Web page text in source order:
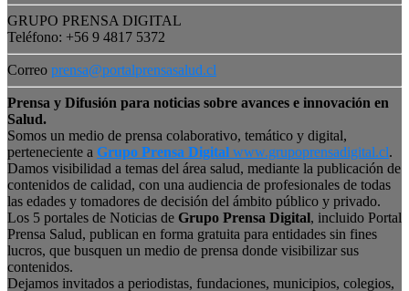
GRUPO PRENSA DIGITAL
Teléfono: +56 9 4817 5372
Correo prensa@portalprensasalud.cl
Prensa y Difusión para noticias sobre avances e innovación en
Salud.
Somos un medio de prensa colaborativo, temático y digital,
perteneciente a Grupo Prensa Digital www.grupoprensadigital.cl.
Damos visibilidad a temas del área salud, mediante la publicación de
contenidos de calidad, con una audiencia de profesionales de todas
las edades y tomadores de decisión del ámbito público y privado.
Los 5 portales de Noticias de Grupo Prensa Digital, incluido Portal
Prensa Salud, publican en forma gratuita para entidades sin fines
lucros, que busquen un medio de prensa donde visibilizar sus
contenidos.
Dejamos invitados a periodistas, fundaciones, municipios, colegios,